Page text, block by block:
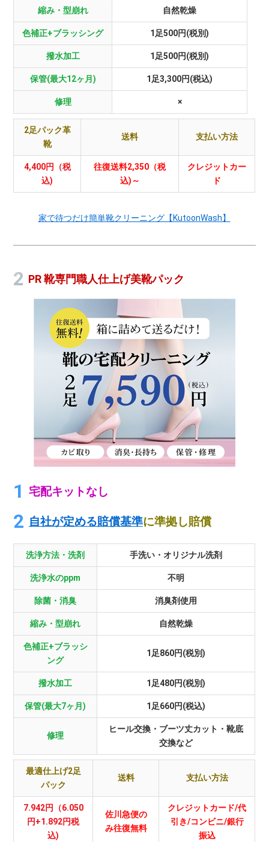
縮み・型崩れ 自然乾燥
色補正+ブラッシング 1足500円(税別)
撥水加工 1足500円(税別)
保管(最大12ヶ月) 1足3,300円(税込)
修理 ×
2足パック革
靴
送料 支払い方法
4,400円（税
込)
往復送料2,350（税
込)～
クレジットカー
ド
家で待つだけ簡単靴クリーニング【KutoonWash】
PR 靴専門職人仕上げ美靴パック
宅配キットなし
自社が定める賠償基準に準拠し賠償
洗浄方法・洗剤 手洗い・オリジナル洗剤
洗浄水のppm 不明
除菌・消臭 消臭剤使用
縮み・型崩れ 自然乾燥
色補正+ブラッシ
ング
1足860円(税別)
撥水加工 1足480円(税別)
保管(最大7ヶ月) 1足660円(税込)
修理
ヒール交換・ブーツ丈カット・靴底
交換など
最適仕上げ2足
パック
送料 支払い方法
7.942円（6.050
円+1.892円税
込)
佐川急便の
み往復無料
クレジットカード/代
引き/コンビニ/銀行
振込